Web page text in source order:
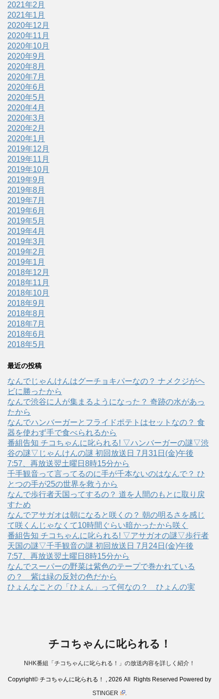
2021年2月
2021年1月
2020年12月
2020年11月
2020年10月
2020年9月
2020年8月
2020年7月
2020年6月
2020年5月
2020年4月
2020年3月
2020年2月
2020年1月
2019年12月
2019年11月
2019年10月
2019年9月
2019年8月
2019年7月
2019年6月
2019年5月
2019年4月
2019年3月
2019年2月
2019年1月
2018年12月
2018年11月
2018年10月
2018年9月
2018年8月
2018年7月
2018年6月
2018年5月
最近の投稿
なんでじゃんけんはグーチョキパーなの？ ナメクジがヘ
ビに勝ったから
なんで渋谷に人が集まるようになった？ 奇跡の水があっ
たから
なんでハンバーガーとフライドポテトはセットなの？ 食
器を使わず手で食べられるから
番組告知 チコちゃんに叱られる! ▽ハンバーガーの謎▽渋
谷の謎▽じゃんけんの謎 初回放送日 7月31日(金)午後
7:57、再放送翌土曜日8時15分から
千手観音って言ってるのに手が千本ないのはなんで？ ひ
とつの手が25の世界を救うから
なんで歩行者天国ってするの？ 道を人間のもとに取り戻
すため
なんでアサガオは朝になると咲くの？ 朝の明るさを感じ
て咲くんじゃなくて10時間ぐらい暗かったから咲く
番組告知 チコちゃんに叱られる! ▽アサガオの謎▽歩行者
天国の謎▽千手観音の謎 初回放送日 7月24日(金)午後
7:57、再放送翌土曜日8時15分から
なんでスーパーの野菜は紫色のテープで巻かれている
の？ 紫は緑の反対の色だから
ひょんなことの「ひょん」って何なの？ ひょんの実
チコちゃんに叱られる！
NHK番組「チコちゃんに叱られる！」の放送内容を詳しく紹介！
Copyright© チコちゃんに叱られる！ , 2026 All Rights Reserved Powered by
STINGER
.